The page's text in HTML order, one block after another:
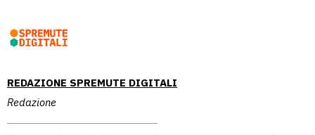
REDAZIONE SPREMUTE DIGITALI
Redazione